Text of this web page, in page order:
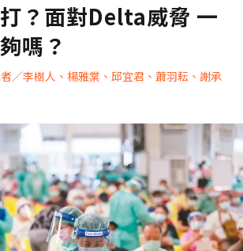
？面對Delta威脅 一
嗎？
／李樹人、楊雅棠、邱宜君、蕭羽耘、謝承